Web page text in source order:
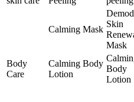
Calming Mask
Skin
Mask
Body
Care
Calming Body
Lotion
Body
Lotion